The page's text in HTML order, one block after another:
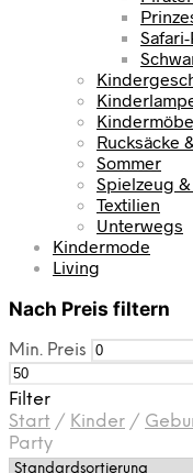
Rucksäcke
Sommer
Spielzeug
Textilien
Unterwegs
Kindermode
Living
Nach Preis filtern
Min. Preis
Filter
Start / Kinder /
Party